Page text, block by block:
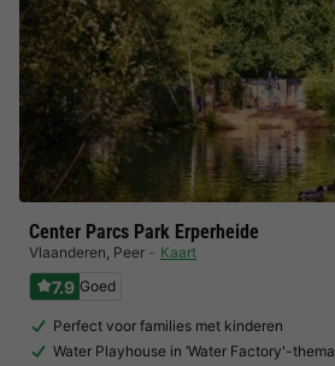
Center Parcs Park Erperheide
Vlaanderen, Peer Kaart
7.9 Goed
Perfect voor families met kinderen
Water Playhouse in ‘Water Factory'-thema